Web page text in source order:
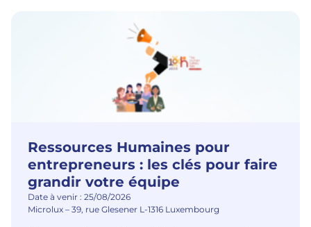
Ressources Humaines pour
entrepreneurs : les clés pour faire
grandir votre équipe
Date à venir : 25/08/2026
Microlux – 39, rue Glesener L-1316 Luxembourg